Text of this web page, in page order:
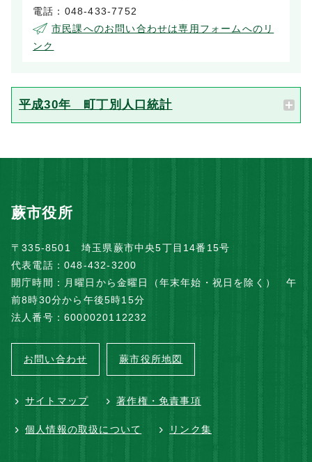
電話：048-433-7752
市民課へのお問い合わせは専用フォームへのリ
ンク
平成30年 町丁別人口統計
蕨市役所
〒335-8501 埼玉県蕨市中央5丁目14番15号
代表電話：048-432-3200
開庁時間：月曜日から金曜日（年末年始・祝日を除く） 午
前8時30分から午後5時15分
法人番号：6000020112232
お問い合わせ 蕨市役所地図
サイトマップ 著作権・免責事項
個人情報の取扱について リンク集